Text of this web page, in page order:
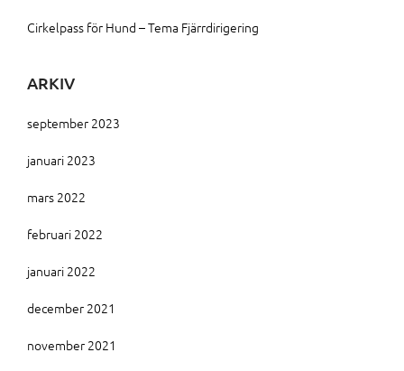
Cirkelpass för Hund – Tema Fjärrdirigering
ARKIV
september 2023
januari 2023
mars 2022
februari 2022
januari 2022
december 2021
november 2021